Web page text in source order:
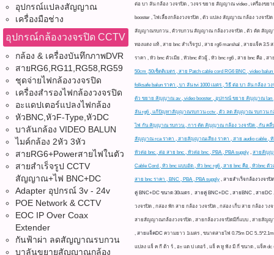
อุปกรณ์แปลงสัญญาณ
เครื่องมือช่าง
อุปกรณ์กล้องวงจรปิด CCTV
กล้อง & เครื่องบันทึกภาพDVR
สายRG6,RG11,RG58,RG59
ชุดจ่ายไฟกล้องวงจรปิด
เครื่องสำรองไฟกล้องวงจรปิด
อะแดปเตอร์แปลงไฟกล้อง
หัวBNC,หัวF-Type,หัวDC
บาลันกล้อง VIDEO BALUN
ไมค์กล้อง 2หัว 3หัว
สายRG6+Powerสายไฟในตัว
สายสำเร็จรูป CCTV
สัญญาณ+ไฟ BNC+DC
Adapter อุปกรณ์ 3v - 24v
POE Network & CCTV
EOC IP Over Coax
Extender
กันฟ้าผ่า ลดสัญญาณรบกวน
บาลันขยายสัญญาณกล้อง
ต่อ บา ลัน กล้อง วงจรปิด , วงจร ขยาย สัญญาณ video , เครื่อง
booster , ไฟเลี้ยงกล้องวงจรปิด , ตัว แปลง สัญญาณ กล้อง วงจร
สัญญาณรบกวน , ตัวรบกวน สัญญาณ กล้องวงจรปิด , ตัว ตัด สัญญ
ทองแดง แท้ , สาย bnc สําเร็จรูป , สาย rg6 marshal , สายแจ็ค
ราคา , หัว bnc ตัวเมีย , หัวbnc ตัวผู้ , หัว bnc rg6 , สาย bnc คือ ,
50cm ,50เซ็ตติเมตร , สาย Patch cable cord RG6 BNC , video
folksafe balun ราคา , บา ลัน tvi 1000 เมตร , วิธี ต่อ บา ลัน กล้อ
ตัว ขยาย สัญญาณ av , video booster , อุปกรณ์ ขยาย สัญญาณ lan
ลัน rg6 , แก้ปัญหาสัญญาณรบกวน cctv , ตัว ลด สัญญาณ รบกวน ก
ไฟ กัน สัญญาณ รบกวน , การ ตัด สัญญาณ กล้อง วงจรปิด , กัน คลื่น
สัญญาณ rca ราคา , สายสัญญาณเสียง ราคา , สาย audio cable , หั
หัวต่อ bnc , ต่อ สาย bnc , หัวต่อ bnc , PBA , PBA supply, สายสัญญ
Cable Cord , หัว bnc แบบอัด , หัว bnc rg6 , สาย bnc คือ , หัวbnc
สาย bnc ราคา , BNC , PBA , PBA supply, สายสำเร็จกล้องวงจรปิ
คู่ BNC+DC ขนาด 30เมตร , สายคู่ BNC+DC , สายBNC , สาย
วงจรปิด , กล่อง พัก สาย กล้อง วงจรปิด , กล่อง เก็บ สาย กล้อง ว
สายสัญญาณกล้องวงจรปิด , สายกล้องวงจรปิดมีกี่แบบ , สายสัญ
, สายแจ็คDC ความยาว 1เมตร , ขนาดสายไฟ 0.75m DC
แปลง แจ็ ค กี ต้า ร์ , อะ แด ป เตอร์ , แจ็ ค หู ฟัง มี กี่ ขนาด , แจ็ค